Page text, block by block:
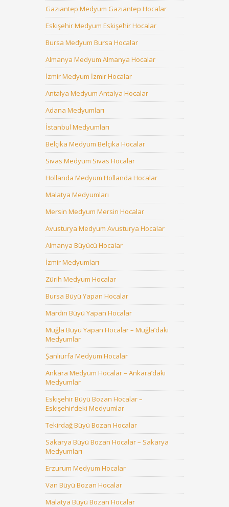
Gaziantep Medyum Gaziantep Hocalar
Eskişehir Medyum Eskişehir Hocalar
Bursa Medyum Bursa Hocalar
Almanya Medyum Almanya Hocalar
İzmir Medyum İzmir Hocalar
Antalya Medyum Antalya Hocalar
Adana Medyumları
İstanbul Medyumları
Belçika Medyum Belçika Hocalar
Sivas Medyum Sivas Hocalar
Hollanda Medyum Hollanda Hocalar
Malatya Medyumları
Mersin Medyum Mersin Hocalar
Avusturya Medyum Avusturya Hocalar
Almanya Büyücü Hocalar
İzmir Medyumları
Zürih Medyum Hocalar
Bursa Büyü Yapan Hocalar
Mardin Büyü Yapan Hocalar
Muğla Büyü Yapan Hocalar – Muğla’daki
Medyumlar
Şanlıurfa Medyum Hocalar
Ankara Medyum Hocalar – Ankara’daki
Medyumlar
Eskişehir Büyü Bozan Hocalar –
Eskişehir’deki Medyumlar
Tekirdağ Büyü Bozan Hocalar
Sakarya Büyü Bozan Hocalar – Sakarya
Medyumları
Erzurum Medyum Hocalar
Van Büyü Bozan Hocalar
Malatya Büyü Bozan Hocalar